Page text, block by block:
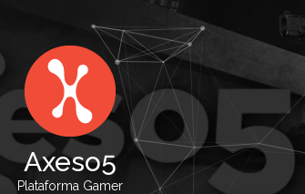
Axeso5
Plataforma Gamer